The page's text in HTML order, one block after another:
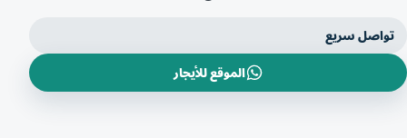
تواصل سريع
الموقع للأيجار